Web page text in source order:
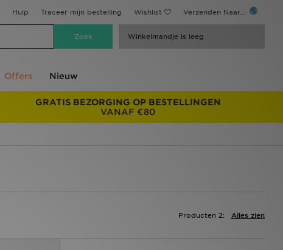
Hulp Traceer mijn bestelling Wishlist Verzenden Naar...
Winkelmandje is leeg
Offers Nieuw
GRATIS BEZORGING OP BESTELLINGEN
VANAF €80
Alles zien
Producten 2: